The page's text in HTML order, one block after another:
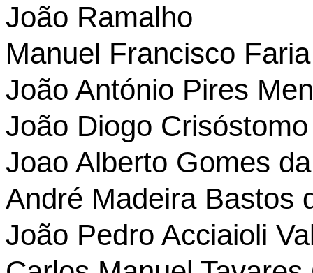
João Ramalho
Manuel Francisco Faria
João António Pires
João Diogo
Joao Alberto Gomes
André Madeira Bastos
João Pedro Acciaioli